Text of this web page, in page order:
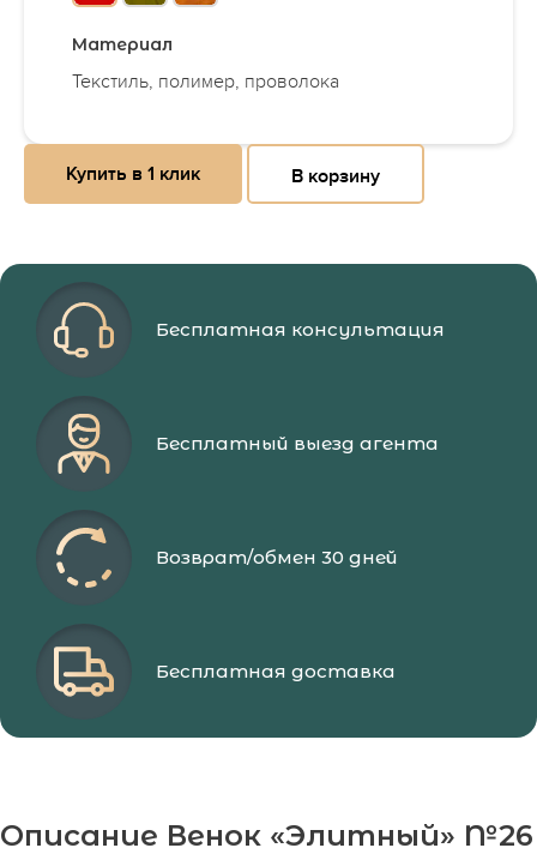
Материал
Текстиль, полимер, проволока
Купить в 1 клик В корзину
Бесплатная консультация
Бесплатный выезд агента
Возврат/обмен 30 дней
Бесплатная доставка
Описание Венок «Элитный» №26